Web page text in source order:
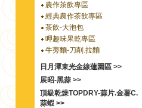
農作茶飲專區
經典農作茶飲專區
茶飲-大泡包
呷趣味果乾專區
牛蒡麵-刀削.拉麵
日月潭東光金線蓮園區 >>
展昭-黑蒜 >>
頂級乾燥TOPDRY-蒜片.金薯C.
蒜蝦 >>